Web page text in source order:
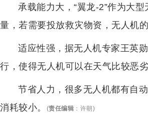
承载能力大，“翼龙-2”作为大
量，若需要投放救灾物资，无人机
适应性强，据无人机专家王英
行，使得无人机可以在天气比较恶
节省人力，很多无人机都有自
消耗较小。
(责任编辑 ： 许朝 )